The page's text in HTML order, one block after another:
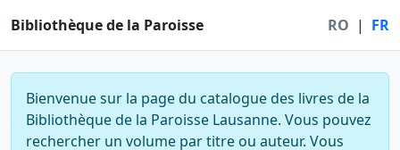
Bibliothèque de la Paroisse RO | FR
Bienvenue sur la page du catalogue des livres de la
Bibliothèque de la Paroisse Lausanne. Vous pouvez
rechercher un volume par titre ou auteur. Vous